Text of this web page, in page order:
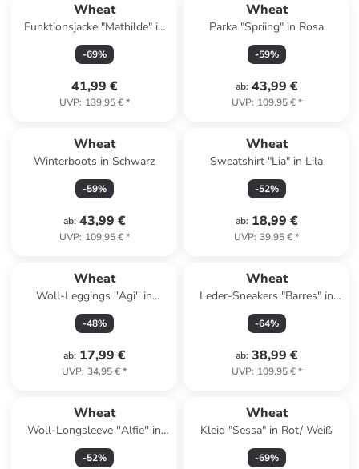
Wheat
Funktionsjacke "Mathilde" in
Beige
-69%
41,99 €
UVP: 139,95 €*
Wheat
Parka "Spriing" in Rosa
-59%
ab: 43,99 €
UVP: 109,95 €*
Wheat
Winterboots in Schwarz
-59%
ab: 43,99 €
UVP: 109,95 €*
Wheat
Sweatshirt "Lia" in Lila
-52%
ab: 18,99 €
UVP: 39,95 €*
Wheat
Woll-Leggings ''Agi'' in
Dunkelblau
-48%
ab: 17,99 €
UVP: 34,95 €*
Wheat
Leder-Sneakers "Barres" in
Rosa
-64%
ab: 38,99 €
UVP: 109,95 €*
Wheat
Woll-Longsleeve ''Alfie'' in
Dunkelblau
-52%
Wheat
Kleid "Sessa" in Rot/ Weiß
-69%